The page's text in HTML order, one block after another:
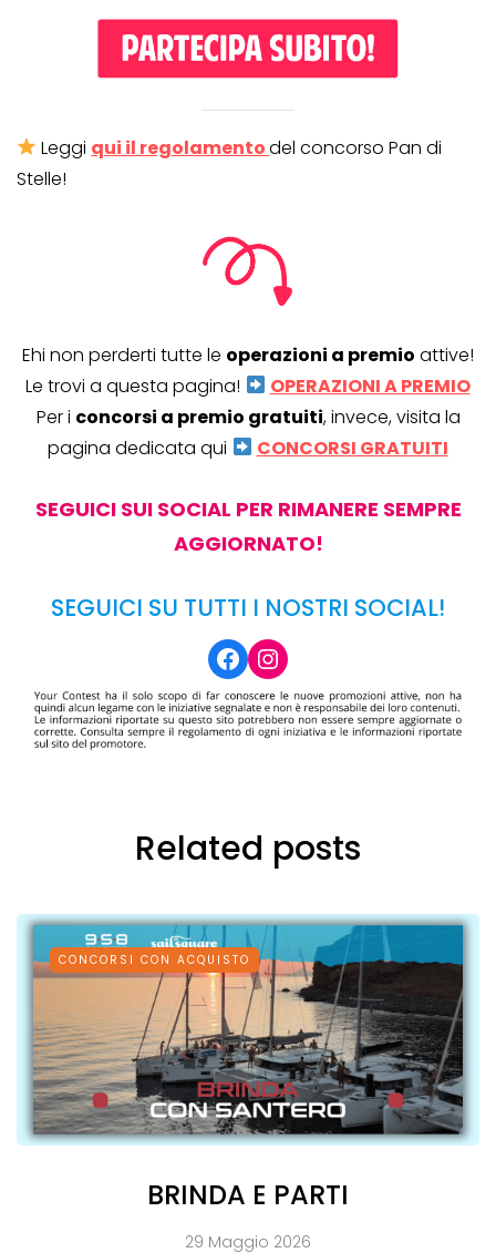
Leggi qui il regolamentodel concorso Pan di
Stelle!
Ehi non perderti tutte le operazioni a premio attive!
Le trovi a questa pagina!
OPERAZIONI A PREMIO
Per i concorsi a premio gratuiti, invece, visita la
pagina dedicata qui
CONCORSI GRATUITI
SEGUICI SUI SOCIAL PER RIMANERE SEMPRE
AGGIORNATO!
SEGUICI SU TUTTI I NOSTRI SOCIAL!
Facebook
Instagram
Related posts
CONCORSI CON ACQUISTO
BRINDA E PARTI
29 Maggio 2026